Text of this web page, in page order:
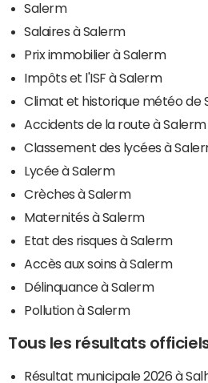
Salerm
Salaires à Salerm
Prix immobilier à Salerm
Impôts et l'ISF à Salerm
Climat et historique météo de
Accidents de la route à Salerm
Classement des lycées à
Lycée à Salerm
Crèches à Salerm
Maternités à Salerm
Etat des risques à Salerm
Accès aux soins à Salerm
Délinquance à Salerm
Pollution à Salerm
Tous les résultats
Résultat municipale 2026 à